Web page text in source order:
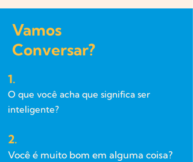
Vamos
Conversar?
1.
O que você acha que significa ser
inteligente?
2.
Você é muito bom em alguma coisa?